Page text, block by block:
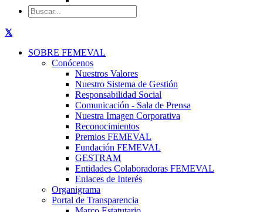
SOBRE FEMEVAL
Conócenos
Nuestros Valores
Nuestro Sistema de Gestión
Responsabilidad Social
Comunicación - Sala de Prensa
Nuestra Imagen Corporativa
Reconocimientos
Premios FEMEVAL
Fundación FEMEVAL
GESTRAM
Entidades Colaboradoras FEMEVAL
Enlaces de Interés
Organigrama
Portal de Transparencia